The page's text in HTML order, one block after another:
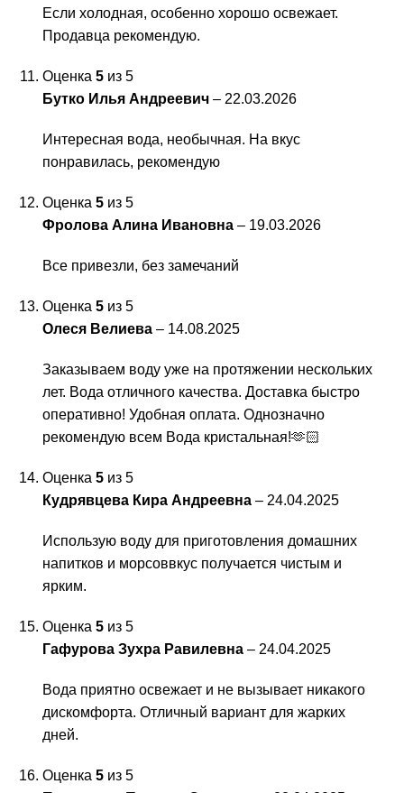
Если холодная, особенно хорошо освежает.
Продавца рекомендую.
Оценка 5 из 5
Бутко Илья Андреевич – 22.03.2026
Интересная вода, необычная. На вкус
понравилась, рекомендую
Оценка 5 из 5
Фролова Алина Ивановна – 19.03.2026
Все привезли, без замечаний
Оценка 5 из 5
Олеся Велиева – 14.08.2025
Заказываем воду уже на протяжении нескольких
лет. Вода отличного качества. Доставка быстро
оперативно! Удобная оплата. Однозначно
рекомендую всем Вода кристальная!🫶🏻
Оценка 5 из 5
Кудрявцева Кира Андреевна – 24.04.2025
Использую воду для приготовления домашних
напитков и морсоввкус получается чистым и
ярким.
Оценка 5 из 5
Гафурова Зухра Равилевна – 24.04.2025
Вода приятно освежает и не вызывает никакого
дискомфорта. Отличный вариант для жарких
дней.
Оценка 5 из 5